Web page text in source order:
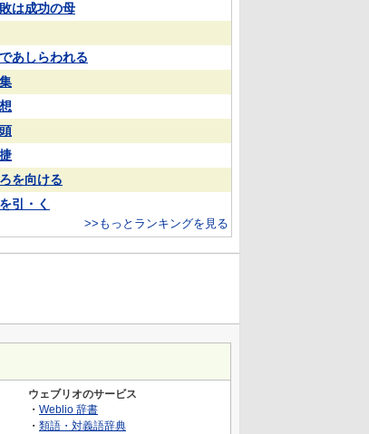
は成功の母
あしらわれる
を向ける
引・く
>>もっとランキングを見る
ウェブリオのサービス
・ Weblio 辞書
・ 類語・対義語辞典